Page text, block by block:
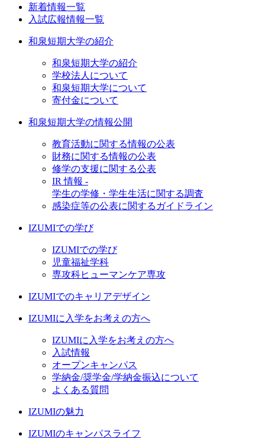
新着情報一覧
入試広報情報一覧
和泉短期大学の紹介
和泉短期大学の紹介
学校法人について
和泉短期大学について
寄付金について
和泉短期大学の情報公開
教育活動に関する情報の公表
財務に関する情報の公表
修学の支援に関する公表
IR 情報 -
学生の学修・学生生活に関する調査
感染症等の公表に関するガイドライン
IZUMIでの学び
IZUMIでの学び
児童福祉学科
専攻科ヒューマンケア専攻
IZUMIでのキャリアデザイン
IZUMIに入学をお考えの方へ
IZUMIに入学をお考えの方へ
入試情報
オープンキャンパス
学納金/奨学金/学納金振込について
よくある質問
IZUMIの魅力
IZUMIのキャンパスライフ